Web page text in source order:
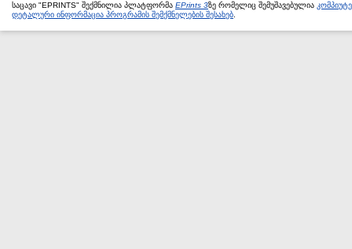
საცავი "EPRINTS" შექმნილია პლატფორმა EPrints 3ზე რომელიც შემუშავებულია
დეტალური ინფორმაცია პროგრამის შემქმნელების შესახებ